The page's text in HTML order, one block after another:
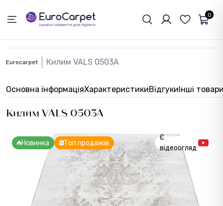
0
Eurocarpet Килим VALS 0503A
Основна інформаціяХарактеристикиВідгукиІнші
Килим VALS 0503A
Новинка Топ продажів
Є
відеоогляд
ЗВОРОТНІЙ ЗВЯЗОК